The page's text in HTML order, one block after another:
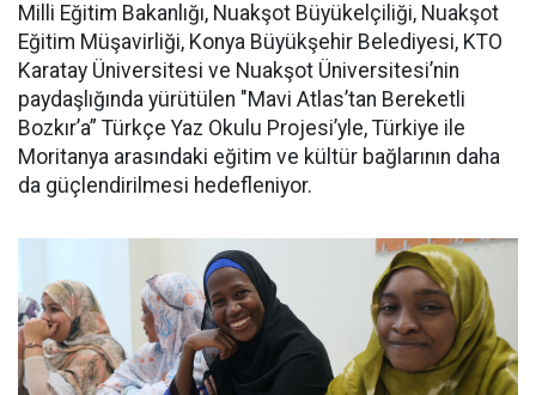
Milli Eğitim Bakanlığı, Nuakşot Büyükelçiliği, Nuakşot
Eğitim Müşavirliği, Konya Büyükşehir Belediyesi, KTO
Karatay Üniversitesi ve Nuakşot Üniversitesi’nin
paydaşlığında yürütülen "Mavi Atlas’tan Bereketli
Bozkır’a” Türkçe Yaz Okulu Projesi’yle, Türkiye ile
Moritanya arasındaki eğitim ve kültür bağlarının daha
da güçlendirilmesi hedefleniyor.